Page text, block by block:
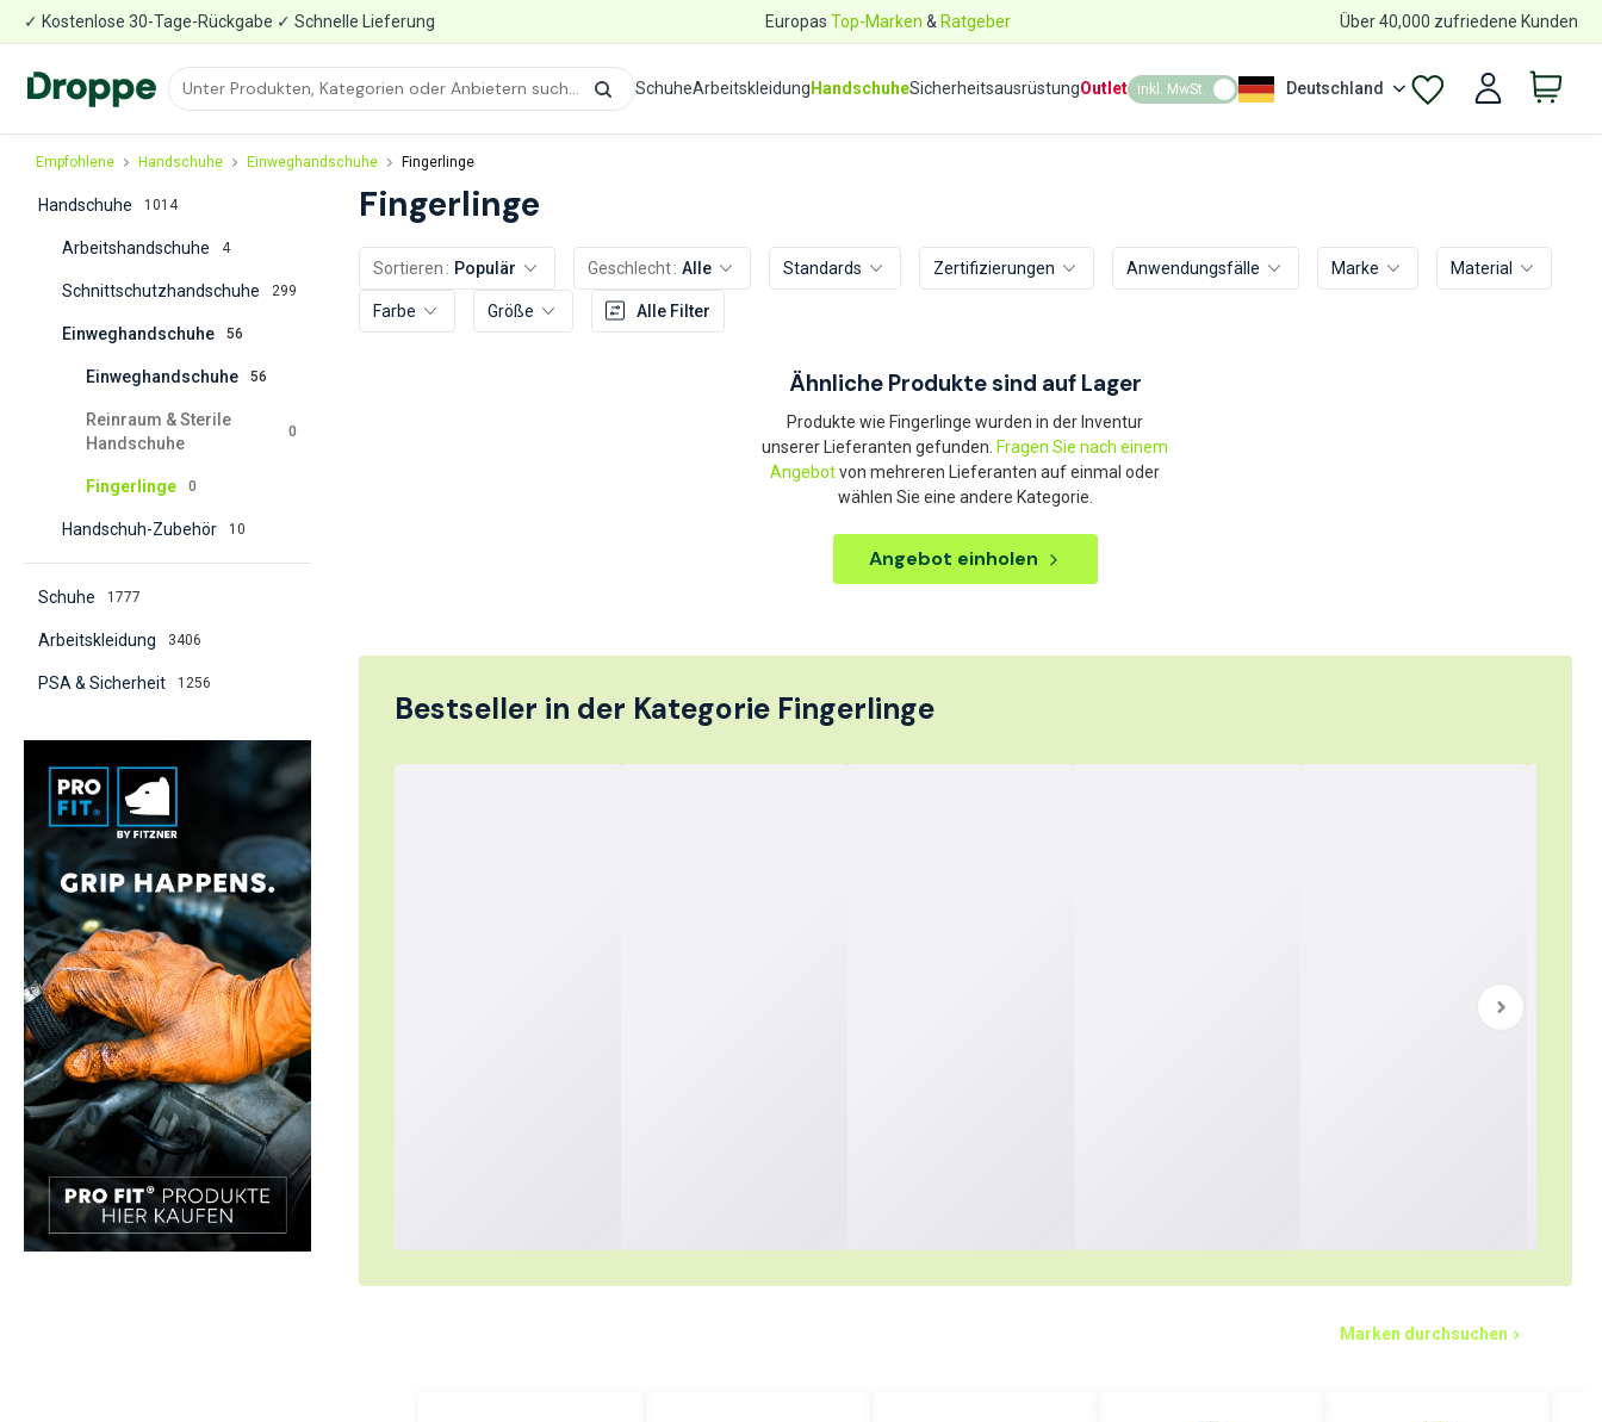
✓ Kostenlose 30-Tage-Rückgabe ✓ Schnelle Lieferung Europas Top-Marken & Ratgeber Über 40,000 zufriedene Kunden
SchuheArbeitskleidung HandschuheSicherheitsausrüstungOutlet inkl. MwSt. Deutschland
Empfohlene Handschuhe Einweghandschuhe Fingerlinge
Handschuhe 1014
Arbeitshandschuhe 4
Schnittschutzhandschuhe 299
Einweghandschuhe 56
Einweghandschuhe 56
Reinraum & Sterile
Handschuhe
0
Fingerlinge 0
Handschuh-Zubehör 10
Schuhe 1777
Arbeitskleidung 3406
PSA & Sicherheit 1256
Fingerlinge
Sortieren Populär Geschlecht Alle Standards Zertifizierungen Anwendungsfälle Marke Material
Farbe Größe Alle Filter
Ähnliche Produkte sind auf Lager
Produkte wie Fingerlinge wurden in der Inventur
unserer Lieferanten gefunden. Fragen Sie nach einem
Angebotvon mehreren Lieferanten auf einmal oder
wählen Sie eine andere Kategorie.
Angebot einholen
Bestseller in der Kategorie Fingerlinge
Marken durchsuchen